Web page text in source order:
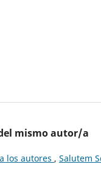
mismo autor/a
los autores , Salutem